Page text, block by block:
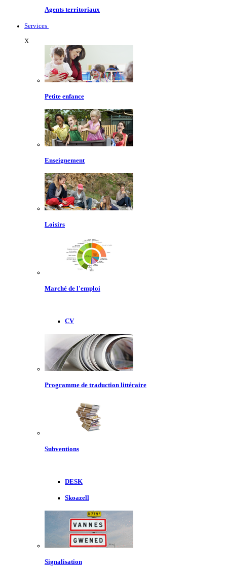
Agents territoriaux
Services
X
Petite enfance
Enseignement
Loisirs
Marché de l'emploi
CV
Programme de traduction littéraire
Subventions
DESK
Skoazell
Signalisation